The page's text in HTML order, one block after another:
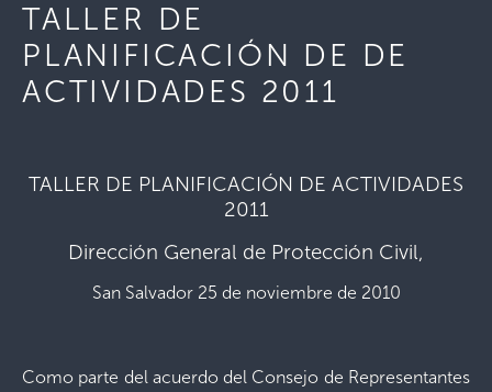
TALLER DE
PLANIFICACIÓN DE DE
ACTIVIDADES 2011
TALLER DE PLANIFICACIÓN DE ACTIVIDADES
2011
Dirección General de Protección Civil,
San Salvador 25 de noviembre de 2010
Como parte del acuerdo del Consejo de Representantes